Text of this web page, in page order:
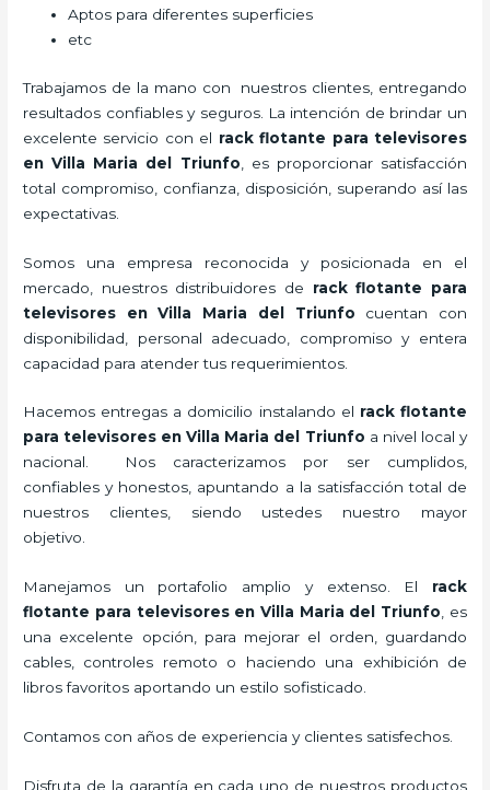
Aptos para diferentes superficies
etc
Trabajamos de la mano con nuestros clientes, entregando
resultados confiables y seguros. La intención de brindar un
excelente servicio con el rack flotante para televisores
en Villa Maria del Triunfo , es proporcionar satisfacción
total compromiso, confianza, disposición, superando así las
expectativas.
Somos una empresa reconocida y posicionada en el
mercado, nuestros distribuidores de rack flotante para
televisores en Villa Maria del Triunfo cuentan con
disponibilidad, personal adecuado, compromiso y entera
capacidad para atender tus requerimientos.
Hacemos entregas a domicilio instalando el rack flotante
para televisores en Villa Maria del Triunfo a nivel local y
nacional.
Nos caracterizamos por ser cumplidos,
confiables y honestos, apuntando a la satisfacción total de
nuestros clientes, siendo ustedes nuestro mayor
objetivo.
Manejamos un portafolio amplio y extenso. El rack
flotante para televisores en Villa Maria del Triunfo, es
una excelente opción, para mejorar el orden, guardando
cables, controles remoto o haciendo una exhibición de
libros favoritos aportando un estilo sofisticado.
Contamos con años de experiencia y clientes satisfechos.
Disfruta de la garantía en cada uno de nuestros productos